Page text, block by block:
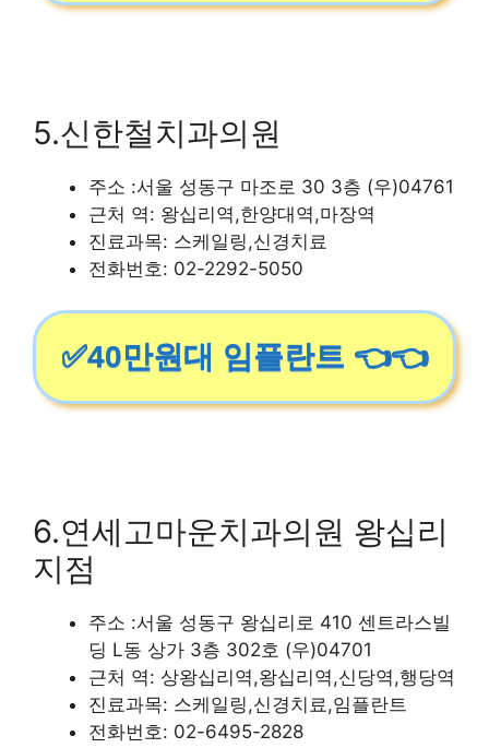
5.신한철치과의원
주소 :서울 성동구 마조로 30 3층 (우)04761
근처 역: 왕십리역,한양대역,마장역
진료과목: 스케일링,신경치료
전화번호: 02-2292-5050
✅40만원대 임플란트 👈👈
6.연세고마운치과의원 왕십리
지점
주소 :서울 성동구 왕십리로 410 센트라스빌
딩 L동 상가 3층 302호 (우)04701
근처 역: 상왕십리역,왕십리역,신당역,행당역
진료과목: 스케일링,신경치료,임플란트
전화번호: 02-6495-2828